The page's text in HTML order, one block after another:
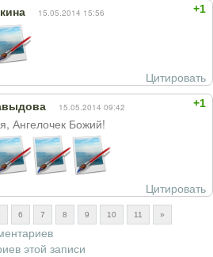
+1
15.05.2014 15:56
Цитировать
+1
15.05.2014 09:42
Ангелочек Божий!
Цитировать
6 7 8 9 10 11 »
этой записи